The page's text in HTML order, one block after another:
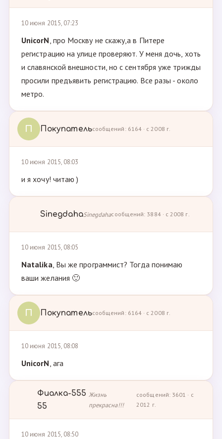
10 июня 2015, 07:23
UnicorN, про Москву не скажу,а в Питере
регистрацию на улице проверяют. У меня дочь, хоть
и славянской внешности, но с сентября уже трижды
просили предъявить регистрацию. Все разы - около
метро.
П Покупательсообщений: 6164 · с 2008 г.
10 июня 2015, 08:03
и я хочу! читаю )
SinegdahaSinegdahaсообщений: 3884 · с 2008 г.
10 июня 2015, 08:05
Natalika, Вы же программист? Тогда понимаю
ваши желания 🙂
П Покупательсообщений: 6164 · с 2008 г.
10 июня 2015, 08:08
UnicorN, ага
Фиалка-555
55
Жизнь
прекрасна!!!
сообщений: 3601 · с
2012 г.
10 июня 2015, 08:50